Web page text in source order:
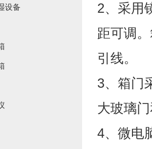
2、采用
距可调
引线。
3、箱门
大玻璃
4、微电
设备